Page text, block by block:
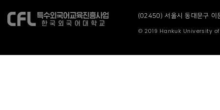
(02450) 서울시 동대문구
© 2019 Hankuk University